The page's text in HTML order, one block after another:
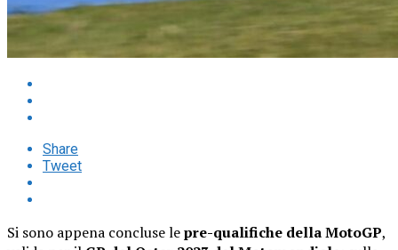
Share
Tweet
Si sono appena concluse lepre-qualifiche della MotoGP,